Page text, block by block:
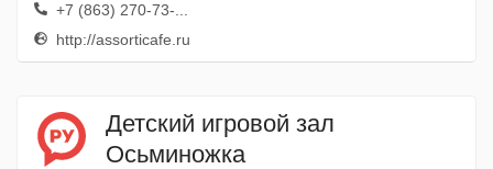
+7 (863) 270-73-...
http://assorticafe.ru
Детский игровой зал
Осьминожка